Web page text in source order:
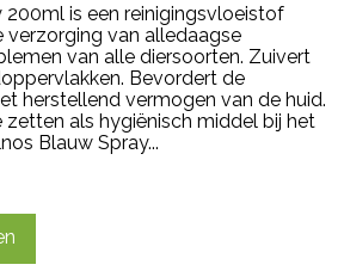
200ml is een reinigingsvloeistof
verzorging van alledaagse
van alle diersoorten. Zuivert
Bevordert de
herstellend vermogen van de huid.
zetten als hygiënisch middel bij het
Blauw Spray...